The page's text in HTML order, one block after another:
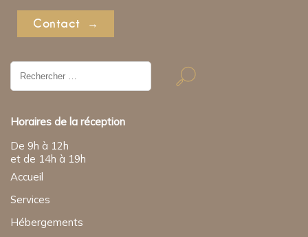
Contact
Résultat
de
recherche
Horaires de la réception
De 9h à 12h
et de 14h à 19h
Accueil
Services
Hébergements